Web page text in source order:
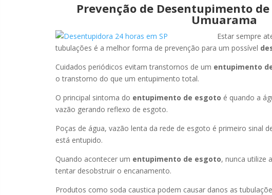
Prevenção de Desentupimento
Umuarama
Estar sempre
tubulações é a melhor forma de prevenção para um possível
Cuidados periódicos evitam transtornos de um entupimento
o transtorno do que um entupimento total.
O principal sintoma do entupimento de esgoto é quando a
vazão gerando reflexo de esgoto.
Poças de água, vazão lenta da rede de esgoto é primeiro sinal
está entupido.
Quando acontecer um entupimento de esgoto, nunca utilize
tentar desobstruir o encanamento.
Produtos como soda caustica podem causar danos as